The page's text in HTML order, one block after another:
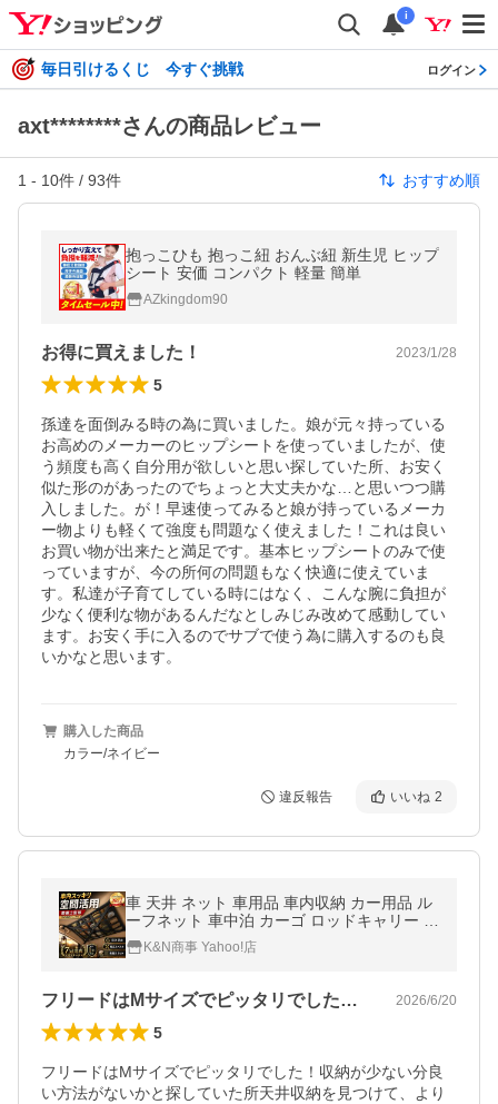
i
毎日引けるくじ 今すぐ挑戦 ログイン
axt********さんの商品レビュー
1 - 10件 / 93件 おすすめ順
抱っこひも 抱っこ紐 おんぶ紐 新生児 ヒップ
シート 安価 コンパクト 軽量 簡単
AZkingdom90
お得に買えました！ 2023/1/28
5
孫達を面倒みる時の為に買いました。娘が元々持っている
お高めのメーカーのヒップシートを使っていましたが、使
う頻度も高く自分用が欲しいと思い探していた所、お安く
似た形のがあったのでちょっと大丈夫かな…と思いつつ購
入しました。が！早速使ってみると娘が持っているメーカ
ー物よりも軽くて強度も問題なく使えました！これは良い
お買い物が出来たと満足です。基本ヒップシートのみで使
っていますが、今の所何の問題もなく快適に使えていま
す。私達が子育てしている時にはなく、こんな腕に負担が
少なく便利な物があるんだなとしみじみ改めて感動してい
ます。お安く手に入るのでサブで使う為に購入するのも良
いかなと思います。
購入した商品
カラー/ネイビー
違反報告 いいね 2
車 天井 ネット 車用品 車内収納 カー用品 ル
ーフネット 車中泊 カーゴ ロッドキャリー ア
ウトドア キャンプ 便利グッズ SUV 軽自動車
K&N商事 Yahoo!店
フリードはMサイズでピッタリでした！収… 2026/6/20
5
フリードはMサイズでピッタリでした！収納が少ない分良
い方法がないかと探していた所天井収納を見つけて、より